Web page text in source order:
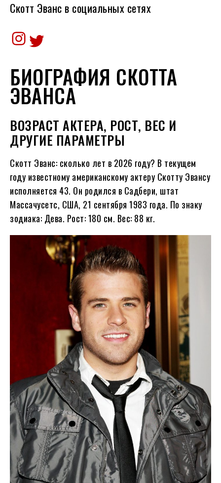
Скотт Эванс в социальных сетях
Instagram Twitter
БИОГРАФИЯ СКОТТА
ЭВАНСА
ВОЗРАСТ АКТЕРА, РОСТ, ВЕС И
ДРУГИЕ ПАРАМЕТРЫ
Скотт Эванс: сколько лет в 2026 году? В текущем
году известному американскому актеру Скотту Эвансу
исполняется 43. Он родился в Садбери, штат
Массачусетс, США, 21 сентября 1983 года. По знаку
зодиака: Дева. Рост: 180 см. Вес: 88 кг.